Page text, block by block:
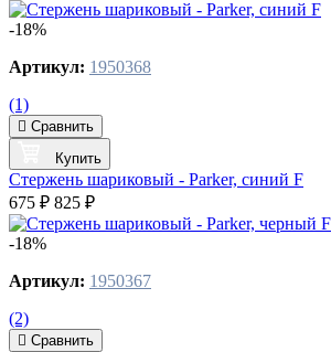
-18%
Артикул: 1950368
(1)
Сравнить
Купить
Стержень шариковый - Parker, синий F
675 ₽ 825 ₽
-18%
Артикул: 1950367
(2)
Сравнить